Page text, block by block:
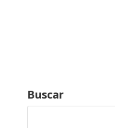
Buscar